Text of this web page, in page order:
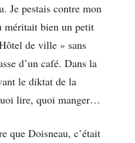
Je pestais contre mon
méritait bien un petit
de ville » sans
d’un café. Dans la
le diktat de la
lire, quoi manger…
que Doisneau, c’était